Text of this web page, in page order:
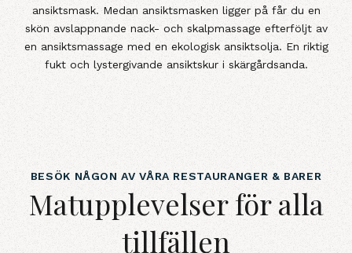
ansiktsmask. Medan ansiktsmasken ligger på får du en
skön avslappnande nack- och skalpmassage efterföljt av
en ansiktsmassage med en ekologisk ansiktsolja. En riktig
fukt och lystergivande ansiktskur i skärgårdsanda.
BESÖK NÅGON AV VÅRA RESTAURANGER & BARER
Matupplevelser för alla
tillfällen